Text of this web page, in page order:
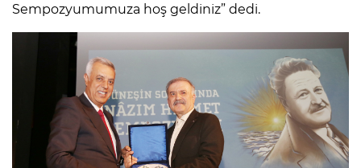
Sempozyumumuza hoş geldiniz” dedi.